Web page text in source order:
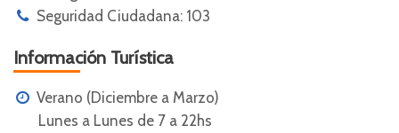
Seguridad Ciudadana: 103
Información Turística
Verano (Diciembre a Marzo)
Lunes a Lunes de 7 a 22hs